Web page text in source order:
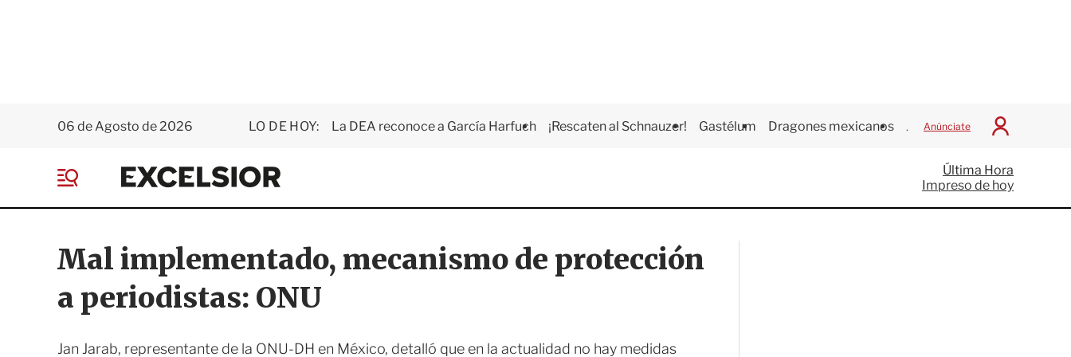
06 de Agosto de 2026 LO DE HOY: La DEA reconoce a García Harfuch ¡Rescaten al Schnauzer! Gastélum Dragones mexicanos Juegos Centroamericanos
Anúnciate
I
c
i
a
E
x
e
i
o
r
e
Última Hora
Impreso de hoy
Mal implementado, mecanismo de protección
a periodistas: ONU
Jan Jarab, representante de la ONU-DH en México, detalló que en la actualidad no hay medidas